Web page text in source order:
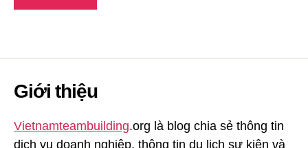
Giới thiệu
Vietnamteambuilding.org là blog chia sẻ thông tin
dịch vụ doanh nghiệp, thông tin du lịch sự kiện và